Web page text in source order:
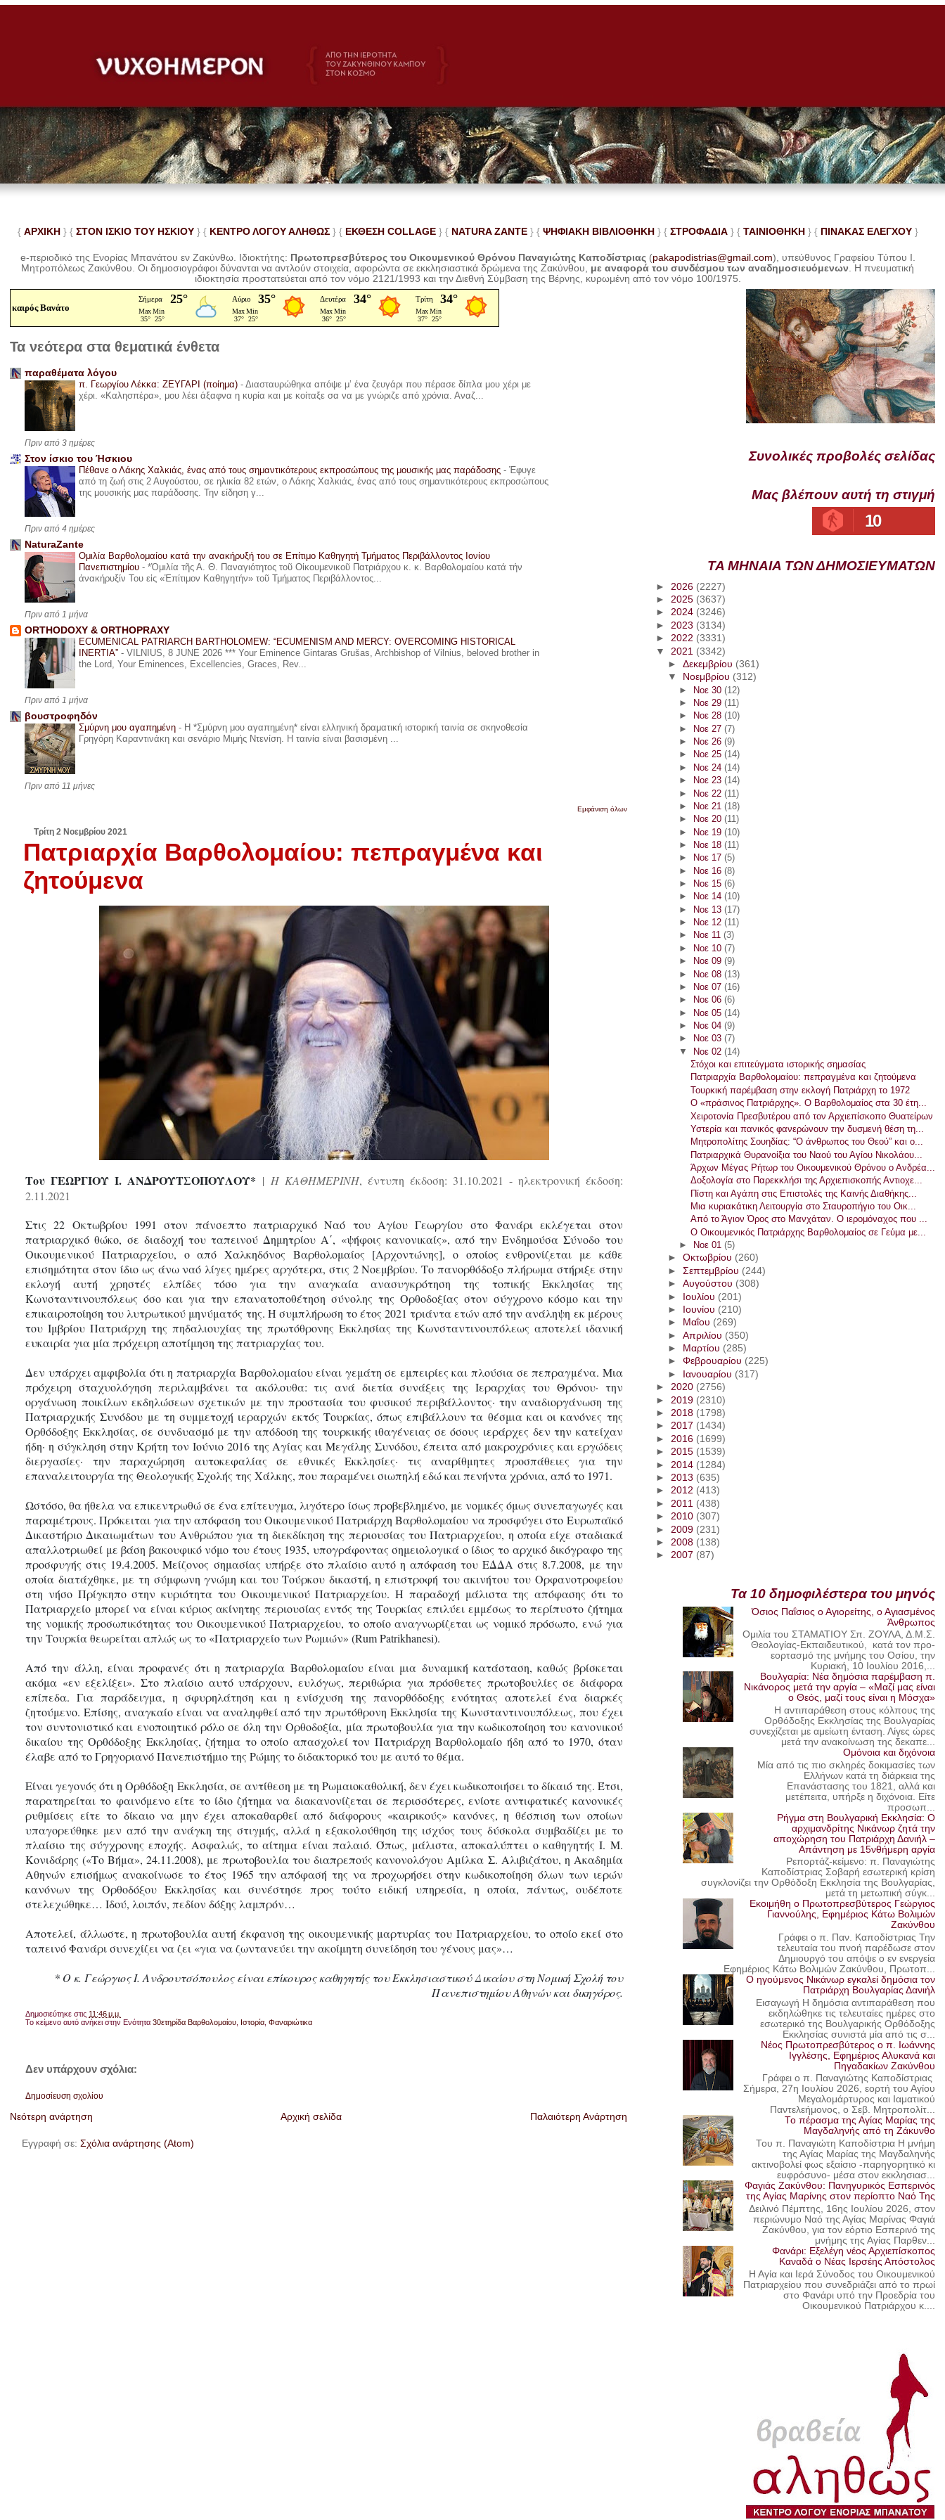
{ ΑΡΧΙΚΗ } { ΣΤΟΝ ΙΣΚΙΟ ΤΟΥ ΗΣΚΙΟΥ } { ΚΕΝΤΡΟ ΛΟΓΟΥ ΑΛΗΘΩΣ } { ΕΚΘΕΣΗ COLLAGE }{ NATURA ZANTE} { ΨΗΦΙΑΚΗ ΒΙΒΛΙΟΘΗΚΗ } { ΣΤΡΟΦΑΔΙΑ } { ΤΑΙΝΙΟΘΗΚΗ } { ΠΙΝΑΚΑΣ ΕΛΕΓΧΟΥ}
e-περιοδικό της Ενορίας Μπανάτου εν Ζακύνθω. Ιδιοκτήτης: Πρωτοπρεσβύτερος του Οικουμενικού Θρόνου Παναγιώτης Καποδίστριας (pakapodistrias@gmail.com), υπεύθυνος Γραφείου Τύπου Ι.
Μητροπόλεως Ζακύνθου.Οι δημοσιογράφοι δύνανται να αντλούν στοιχεία, αφορώντα σε εκκλησιαστικά δρώμενα της Ζακύνθου, με αναφορά του συνδέσμου των αναδημοσιευόμενων . Ηπνευματική
ιδιοκτησία προστατεύεται από τον νόμο 2121/1993 και την Διεθνή Σύμβαση της Βέρνης, κυρωμένη από τον νόμο 100/1975.
καιρός Βανάτο
Τα νεότερα στα θεματικά ένθετα
παραθέματα λόγου
π. Γεωργίου Λέκκα: ΖΕΥΓΑΡΙ (ποίημα) - Διασταυρώθηκα απόψε μ’ ένα ζευγάρι που πέρασε δίπλα μου χέρι με
χέρι. «Καλησπέρα», μου λέει άξαφνα η κυρία και με κοίταξε σα να με γνώριζε από χρόνια. Αναζ...
Πριν από 3 ημέρες
Στον ίσκιο του Ήσκιου
Πέθανε ο Λάκης Χαλκιάς, ένας από τους σημαντικότερους εκπροσώπους της μουσικής μας παράδοσης - Έφυγε
από τη ζωή στις 2 Αυγούστου, σε ηλικία 82 ετών, ο Λάκης Χαλκιάς, ένας από τους σημαντικότερους εκπροσώπους
της μουσικής μας παράδοσης. Την είδηση γ...
Πριν από 4 ημέρες
NaturaZante
Ομιλία Βαρθολομαίου κατά την ανακήρυξή του σε Επίτιμο Καθηγητή Τμήματος Περιβάλλοντος Ιονίου
Πανεπιστημίου - *Ὁμιλία τῆς Α. Θ. Παναγιότητος τοῦ Οἰκουμενικοῦ Πατριάρχου κ. κ. Βαρθολομαίου κατά τήν
ἀνακήρυξίν Του εἰς «Ἐπίτιμον Καθηγητήν» τοῦ Τμήματος Περιβάλλοντος...
Πριν από 1 μήνα
ORTHODOXY & ORTHOPRAXY
ECUMENICAL PATRIARCH BARTHOLOMEW: “ECUMENISM AND MERCY: OVERCOMING HISTORICAL
INERTIA” - VILNIUS, 8 JUNE 2026 *** Your Eminence Gintaras Grušas, Archbishop of Vilnius, beloved brother in
the Lord, Your Eminences, Excellencies, Graces, Rev...
Πριν από 1 μήνα
βουστροφηδόν
Σμύρνη μου αγαπημένη - Η *Σμύρνη μου αγαπημένη* είναι ελληνική δραματική ιστορική ταινία σε σκηνοθεσία
Γρηγόρη Καραντινάκη και σενάριο Μιμής Ντενίση. Η ταινία είναι βασισμένη ...
Πριν από 11 μήνες
Εμφάνιση όλων
Τρίτη 2 Νοεμβρίου 2021
Πατριαρχία Βαρθολομαίου: πεπραγμένα και
ζητούμενα
Του ΓΕΩΡΓΙΟΥ Ι. ΑΝΔΡΟΥΤΣΟΠΟΥΛΟΥ* | Η ΚΑΘΗΜΕΡΙΝΗ, έντυπη έκδοση: 31.10.2021 - ηλεκτρονική έκδοση:
2.11.2021
Στις 22 Οκτωβρίου 1991 στον πάνσεπτο πατριαρχικό Ναό του Αγίου Γεωργίου στο Φανάρι εκλέγεται στον
πατριαρχικό θώκο, σε διαδοχή του ταπεινού Δημητρίου Α΄, «ψήφοις κανονικαίς», από την Ενδημούσα Σύνοδο του
Οικουμενικού Πατριαρχείου, ο από Χαλκηδόνος Βαρθολομαίος [Αρχοντώνης], ο οποίος ενθρονίζεται με κάθε
επισημότητα στον ίδιο ως άνω ναό λίγες ημέρες αργότερα, στις 2 Νοεμβρίου. Το πανορθόδοξο πλήρωμα στήριξε στην
εκλογή αυτή χρηστές ελπίδες τόσο για την αναγκαία ανασυγκρότηση της τοπικής Εκκλησίας της
Κωνσταντινουπόλεως όσο και για την επανατοποθέτηση σύνολης της Ορθοδοξίας στον σύγχρονο κόσμο και την
επικαιροποίηση του λυτρωτικού μηνύματός της. Η συμπλήρωση το έτος 2021 τριάντα ετών από την ανάληψη εκ μέρους
του Ιμβρίου Πατριάρχη της πηδαλιουχίας της πρωτόθρονης Εκκλησίας της Κωνσταντινουπόλεως αποτελεί ιδανική
ευκαιρία για μία πρόχειρη αποτίμηση της πατριαρχίας του.
Δεν υπάρχει αμφιβολία ότι η πατριαρχία Βαρθολομαίου είναι γεμάτη σε εμπειρίες και πλούσια σε πεπραγμένα. Μια
πρόχειρη σταχυολόγηση περιλαμβάνει τα ακόλουθα: τις ανά διετία συνάξεις της Ιεραρχίας του Θρόνου· την
οργάνωση ποικίλων εκδηλώσεων σχετικών με την προστασία του φυσικού περιβάλλοντος· την αναδιοργάνωση της
Πατριαρχικής Συνόδου με τη συμμετοχή ιεραρχών εκτός Τουρκίας, όπως επιβάλλουν τα θέσμια και οι κανόνες της
Ορθόδοξης Εκκλησίας, σε συνδυασμό με την απόδοση της τουρκικής ιθαγένειας σε όσους ιεράρχες δεν την κατείχαν
ήδη· η σύγκληση στην Κρήτη τον Ιούνιο 2016 της Αγίας και Μεγάλης Συνόδου, έπειτα από μακροχρόνιες και εργώδεις
διεργασίες· την παραχώρηση αυτοκεφαλίας σε εθνικές Εκκλησίες· τις αναρίθμητες προσπάθειες για την
επαναλειτουργία της Θεολογικής Σχολής της Χάλκης, που παραμένει σιωπηλή εδώ και πενήντα χρόνια, από το 1971.
Ωστόσο, θα ήθελα να επικεντρωθώ σε ένα επίτευγμα, λιγότερο ίσως προβεβλημένο, με νομικές όμως συνεπαγωγές και
παραμέτρους. Πρόκειται για την απόφαση του Οικουμενικού Πατριάρχη Βαρθολομαίου να προσφύγει στο Ευρωπαϊκό
Δικαστήριο Δικαιωμάτων του Ανθρώπου για τη διεκδίκηση της περιουσίας του Πατριαρχείου, η οποία είχε σταδιακά
απαλλοτριωθεί με βάση βακουφικό νόμο του έτους 1935, υπογράφοντας σημειολογικά ο ίδιος το αρχικό δικόγραφο της
προσφυγής στις 19.4.2005. Μείζονος σημασίας υπήρξε στο πλαίσιο αυτό η απόφαση του ΕΔΔΑ στις 8.7.2008, με την
οποία διατάχθηκε, με τη σύμφωνη γνώμη και του Τούρκου δικαστή, η επιστροφή του ακινήτου του Ορφανοτροφείου
στη νήσο Πρίγκηπο στην κυριότητα του Οικουμενικού Πατριαρχείου. Η παραδοχή μάλιστα της απόφασης ότι το
Πατριαρχείο μπορεί να είναι κύριος ακίνητης περιουσίας εντός της Τουρκίας επιλύει εμμέσως το περίπυστο ζήτημα
της νομικής προσωπικότητας του Οικουμενικού Πατριαρχείου, το οποίο αναγνωρίζεται ως νομικό πρόσωπο, ενώ για
την Τουρκία θεωρείται απλώς ως το «Πατριαρχείο των Ρωμιών» (Rum Patrikhanesi).
Από την άλλη, είναι προφανές ότι η πατριαρχία Βαρθολομαίου είναι μια δυναμική κατάσταση, καθώς βρίσκεται
ακόμα «εν εξελίξει». Στο πλαίσιο αυτό υπάρχουν, ευλόγως, περιθώρια για πρόσθετες πρωτοβουλίες σε διάφορα
επίπεδα. Για παράδειγμα, η σφυρηλάτηση και η ενίσχυση της πανορθόδοξης ενότητας αποτελεί ένα διαρκές
ζητούμενο. Επίσης, αναγκαίο είναι να αναληφθεί από την πρωτόθρονη Εκκλησία της Κωνσταντινουπόλεως, που έχει
τον συντονιστικό και ενοποιητικό ρόλο σε όλη την Ορθοδοξία, μία πρωτοβουλία για την κωδικοποίηση του κανονικού
δικαίου της Ορθόδοξης Εκκλησίας, ζήτημα το οποίο απασχολεί τον Πατριάρχη Βαρθολομαίο ήδη από το 1970, όταν
έλαβε από το Γρηγοριανό Πανεπιστήμιο της Ρώμης το διδακτορικό του με αυτό το θέμα.
Είναι γεγονός ότι η Ορθόδοξη Εκκλησία, σε αντίθεση με τη Ρωμαιοκαθολική, δεν έχει κωδικοποιήσει το δίκαιό της. Έτσι,
παρατηρείται το φαινόμενο είτε το ίδιο ζήτημα να διακανονίζεται σε περισσότερες, ενίοτε αντιφατικές κανονικές
ρυθμίσεις είτε το δίκαιο να μην έχει αποκαθαρθεί από διάφορους «καιρικούς» κανόνες, η θέσπιση των οποίων
υπαγορεύθηκε μεν από την ανάγκη της στιγμής, αλλά η εξακολούθηση της ισχύος τους δύσκολα συμβαδίζει με το
πλαίσιο της σύγχρονης εποχής. Ασφαλώς, το αίτημα είναι παλαιό. Όπως, μάλιστα, αποκαλύπτει ο καθηγητής Ι. Μ.
Κονιδάρης («Το Βήμα», 24.11.2008), με πρωτοβουλία του διαπρεπούς κανονολόγου Αμίλκα Σ. Αλιβιζάτου, η Ακαδημία
Αθηνών επισήμως ανακοίνωσε το έτος 1965 την απόφασή της να προχωρήσει στην κωδικοποίηση όλων των ιερών
κανόνων της Ορθοδόξου Εκκλησίας και συνέστησε προς τούτο ειδική υπηρεσία, η οποία, πάντως, ουδέποτε
στελεχώθηκε… Ιδού, λοιπόν, πεδίον δόξης λαμπρόν…
Αποτελεί, άλλωστε, η πρωτοβουλία αυτή έκφανση της οικουμενικής μαρτυρίας του Πατριαρχείου, το οποίο εκεί στο
ταπεινό Φανάρι συνεχίζει να ζει «για να ζωντανεύει την ακοίμητη συνείδηση του γένους μας»…
* Ο κ. Γεώργιος Ι. Ανδρουτσόπουλος είναι επίκουρος καθηγητής του Εκκλησιαστικού Δικαίου στη Νομική Σχολή του
Πανεπιστημίου Αθηνών και δικηγόρος.
Δημοσιεύτηκε στις 11:46 μ.μ.
Το κείμενο αυτό ανήκει στην Ενότητα30ετηρίδα Βαρθολομαίου Ιστορία ,Φαναριώτικα
Δεν υπάρχουν σχόλια:
Δημοσίευση σχολίου
Νεότερη ανάρτηση Παλαιότερη Ανάρτηση
Αρχική σελίδα
Εγγραφή σε:Σχόλια ανάρτησης (Atom)
Συνολικές προβολές σελίδας
Μας βλέπουν αυτή τη στιγμή
10
ΤΑ ΜΗΝΑΙΑ ΤΩΝ ΔΗΜΟΣΙΕΥΜΑΤΩΝ
► 2026 (2227)
► 2025 (3637)
►2024 (3246)
► 2023 (3134)
►2022 (3331)
▼ 2021 (3342)
► Δεκεμβρίου (361)
▼
Νοεμβρίου (312)
► Νοε 30 (12)
►
Νοε 29 (11)
►
Νοε 28 (10)
► Νοε 27 (7)
►
Νοε 26 (9)
►
Νοε 25 (14)
►
Νοε 24 (14)
►
Νοε 23 (14)
► Νοε 22 (11)
►
Νοε 21 (18)
►
Νοε 20 (11)
► Νοε 19 (10)
►
Νοε 18 (11)
►
Νοε 17 (5)
► Νοε 16 (8)
►
Νοε 15 (6)
►
Νοε 14 (10)
►
Νοε 13 (17)
►
Νοε 12 (11)
►
Νοε 11 (3)
►
Νοε 10 (7)
►
Νοε 09 (9)
► Νοε 08 (13)
►
Νοε 07 (16)
►
Νοε 06 (6)
► Νοε 05 (14)
►
Νοε 04 (9)
►
Νοε 03 (7)
▼ Νοε 02 (14)
Στόχοι και επιτεύγματα ιστορικής σημασίας
Πατριαρχία Βαρθολομαίου: πεπραγμένα και ζητούμενα
Τουρκική παρέμβαση στην εκλογή Πατριάρχη το 1972
Ο «πράσινος Πατριάρχης». Ο Βαρθολομαίος στα 30 έτη...
Χειροτονία Πρεσβυτέρου από τον Αρχιεπίσκοπο Θυατείρων
Υστερία και πανικός φανερώνουν την δυσμενή θέση τη...
Μητροπολίτης Σουηδίας: “Ο άνθρωπος του Θεού” και ο...
Πατριαρχικά Θυρανοίξια του Ναού του Αγίου Νικολάου...
Άρχων Μέγας Ρήτωρ του Οικουμενικού Θρόνου ο Ανδρέα...
Δοξολογία στο Παρεκκλήσι της Αρχιεπισκοπής Αντιοχε...
Πίστη και Αγάπη στις Επιστολές της Καινής Διαθήκης...
Μια κυριακάτικη Λειτουργία στο Σταυροπήγιο του Οικ...
Από το Άγιον Όρος στο Μανχάταν. Ο ιερομόναχος που ...
Ο Οικουμενικός Πατριάρχης Βαρθολομαίος σε Γεύμα με...
►
Νοε 01 (5)
► Οκτωβρίου (260)
► Σεπτεμβρίου (244)
► Αυγούστου (308)
► Ιουλίου (201)
►
Ιουνίου (210)
►
Μαΐου (269)
► Απριλίου (350)
►
Μαρτίου (285)
► Φεβρουαρίου (225)
►
Ιανουαρίου (317)
►2020 (2756)
► 2019 (2310)
►2018 (1798)
►2017 (1434)
► 2016 (1699)
►2015 (1539)
► 2014 (1284)
► 2013 (635)
►2012 (413)
► 2011 (438)
►2010 (307)
► 2009 (231)
► 2008 (138)
►2007 (87)
Τα 10 δημοφιλέστερα του μηνός
Όσιος Παΐσιος ο Αγιορείτης, ο Αγιασμένος
Άνθρωπος
Ομιλία του ΣΤΑΜΑΤΙΟΥ Σπ. ΖΟΥΛΑ, Δ.Μ.Σ.
Θεολογίας-Εκπαιδευτικού, κατά τον προ-
εορτασμό της μνήμης του Οσίου, την
Κυριακή, 10 Ιουλίου 2016,...
Βουλγαρία: Νέα δημόσια παρέμβαση π.
Νικάνορος μετά την αργία – «Μαζί μας είναι
ο Θεός, μαζί τους είναι η Μόσχα»
Η αντιπαράθεση στους κόλπους της
Ορθόδοξης Εκκλησίας της Βουλγαρίας
συνεχίζεται με αμείωτη ένταση. Λίγες ώρες
μετά την ανακοίνωση της δεκαπε...
Ομόνοια και διχόνοια
Μία από τις πιο σκληρές δοκιμασίες των
Ελλήνων κατά τη διάρκεια της
Επανάστασης του 1821, αλλά και
μετέπειτα, υπήρξε η διχόνοια. Είτε
προσωπ...
Ρήγμα στη Βουλγαρική Εκκλησία: Ο
αρχιμανδρίτης Νικάνωρ ζητά την
αποχώρηση του Πατριάρχη Δανιήλ –
Απάντηση με 15νθήμερη αργία
Ρεπορτάζ-κείμενο: π. Παναγιώτης
Καποδίστριας Σοβαρή εσωτερική κρίση
συγκλονίζει την Ορθόδοξη Εκκλησία της Βουλγαρίας,
μετά τη μετωπική σύγκ...
Εκοιμήθη ο Πρωτοπρεσβύτερος Γεώργιος
Γιαννούλης, Εφημέριος Κάτω Βολιμών
Ζακύνθου
Γράφει ο π. Παν. Καποδίστριας Την
τελευταία του πνοή παρέδωσε στον
Δημιουργό του απόψε ο εν ενεργεία
Εφημέριος Κάτω Βολιμών Ζακύνθου, Πρωτοπ...
Ο ηγούμενος Νικάνωρ εγκαλεί δημόσια τον
Πατριάρχη Βουλγαρίας Δανιήλ
Εισαγωγή Η δημόσια αντιπαράθεση που
εκδηλώθηκε τις τελευταίες ημέρες στο
εσωτερικό της Βουλγαρικής Ορθόδοξης
Εκκλησίας συνιστά μία από τις σ...
Νέος Πρωτοπρεσβύτερος ο π. Ιωάννης
Ιγγλέσης, Εφημέριος Αλυκανά και
Πηγαδακίων Ζακύνθου
Γράφει ο π. Παναγιώτης Καποδίστριας
Σήμερα, 27η Ιουλίου 2026, εορτή του Αγίου
Μεγαλομάρτυρος και Ιαματικού
Παντελεήμονος, ο Σεβ. Μητροπολίτ...
Το πέρασμα της Αγίας Μαρίας της
Μαγδαληνής από τη Ζάκυνθο
Του π. Παναγιώτη Καποδίστρια Η μνήμη
της Αγίας Μαρίας της Μαγδαληνής
ακτινοβολεί φως εξαίσιο -παρηγορητικό κι
ευφρόσυνο- μέσα στον εκκλησιασ...
Φαγιάς Ζακύνθου: Πανηγυρικός Εσπερινός
της Αγίας Μαρίνης στον περίοπτο Ναό Της
Δειλινό Πέμπτης, 16ης Ιουλίου 2026, στον
περιώνυμο Ναό της Αγίας Μαρίνας Φαγιά
Ζακύνθου, για τον εόρτιο Εσπερινό της
μνήμης της Αγίας Παρθεν...
Φανάρι: Εξελέγη νέος Αρχιεπίσκοπος
Καναδά ο Νέας Ιερσέης Απόστολος
Η Αγία και Ιερά Σύνοδος του Οικουμενικού
Πατριαρχείου που συνεδριάζει από το πρωί
στο Φανάρι υπό την Προεδρία του
Οικουμενικού Πατριάρχου κ....